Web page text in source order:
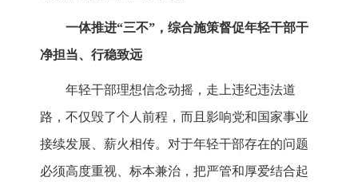
一体推进“三不”，综合施策督促年轻干部干
净担当、行稳致远
年轻干部理想信念动摇，走上违纪违法道
路，不仅毁了个人前程，而且影响党和国家事业
接续发展、薪火相传。对于年轻干部存在的问题
必须高度重视、标本兼治，把严管和厚爱结合起